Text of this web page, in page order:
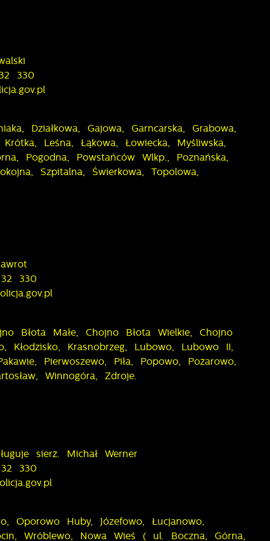
330
Działkowa, Gajowa, Garncarska, Grabowa,
Leśna, Łąkowa, Łowiecka, Myśliwska,
Pogodna, Powstańców Wlkp., Poznańska,
Szpitalna, Świerkowa, Topolowa,
330
Błota Małe, Chojno Błota Wielkie, Chojno
Kłodzisko, Krasnobrzeg, Lubowo, Lubowo II,
Pierwoszewo, Piła, Popowo, Pożarowo,
Winnogóra, Zdroje.
sierż. Michał Werner
330
Oporowo Huby, Józefowo, Łucjanowo,
Wróblewo, Nowa Wieś ( ul. Boczna, Górna,